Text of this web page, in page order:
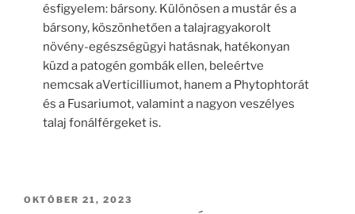
ésfigyelem: bársony. Különösen a mustár és a
bársony, köszönhetően a talajragyakorolt
növény-egészségügyi hatásnak, hatékonyan
küzd a patogén gombák ellen, beleértve
nemcsak aVerticilliumot, hanem a Phytophtorát
és a Fusariumot, valamint a nagyon veszélyes
talaj fonálférgeket is.
BEKÜLDVE:
OKTÓBER 21, 2023